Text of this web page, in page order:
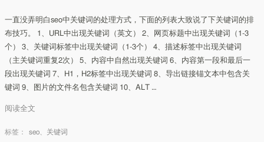
一直没弄明白seo中关键词的处理方式，下面的列表大致说了下关键词的排
布技巧。 1、URL中出现关键词（英文） 2、网页标题中出现关键词（1-3
个） 3、关键词标签中出现关键词（1-3个） 4、描述标签中出现关键词
（主关键词重复2次） 5、内容中自然出现关键词 6、内容第一段和最后一
段出现关键词 7、H1，H2标签中出现关键词 8、导出链接锚文本中包含关
键词 9、图片的文件名包含关键词 10、ALT …
阅读全文
标签： seo 关键词